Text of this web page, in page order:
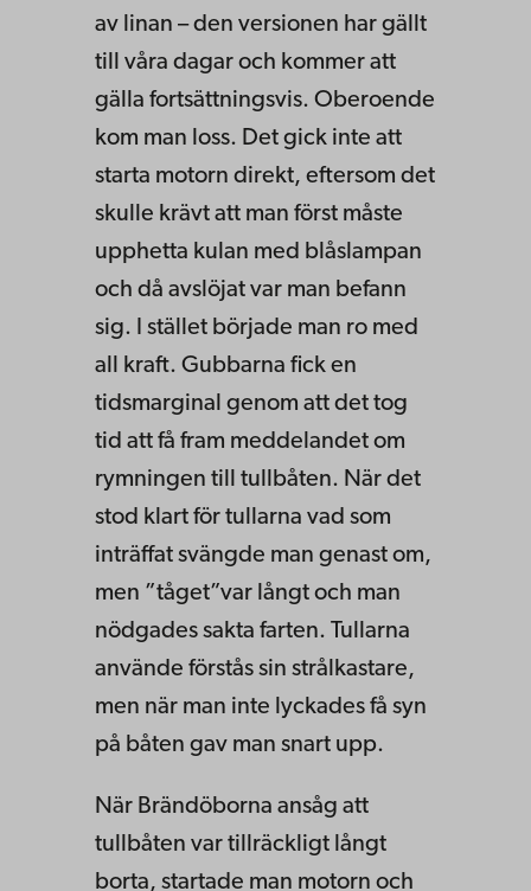
av linan – den versionen har gällt
till våra dagar och kommer att
gälla fortsättningsvis. Oberoende
kom man loss. Det gick inte att
starta motorn direkt, eftersom det
skulle krävt att man först måste
upphetta kulan med blåslampan
och då avslöjat var man befann
sig. I stället började man ro med
all kraft. Gubbarna fick en
tidsmarginal genom att det tog
tid att få fram meddelandet om
rymningen till tullbåten. När det
stod klart för tullarna vad som
inträffat svängde man genast om,
men ”tåget”var långt och man
nödgades sakta farten. Tullarna
använde förstås sin strålkastare,
men när man inte lyckades få syn
på båten gav man snart upp.
När Brändöborna ansåg att
tullbåten var tillräckligt långt
borta, startade man motorn och